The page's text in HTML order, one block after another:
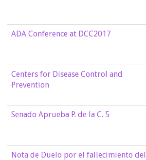
ADA Conference at DCC2017
Centers for Disease Control and
Prevention
Senado Aprueba P. de la C. 5
Nota de Duelo por el fallecimiento del